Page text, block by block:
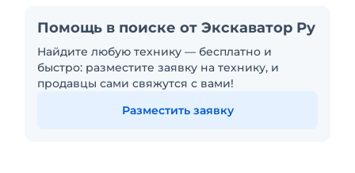
Помощь в поиске от Экскаватор Ру
Найдите любую технику — бесплатно и
быстро: разместите заявку на технику, и
продавцы сами свяжутся с вами!
Разместить заявку